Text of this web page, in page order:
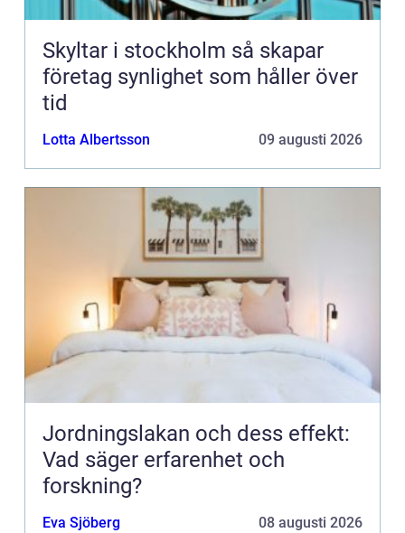
Skyltar i stockholm så skapar
företag synlighet som håller över
tid
Lotta Albertsson 09 augusti 2026
Jordningslakan och dess effekt:
Vad säger erfarenhet och
forskning?
Eva Sjöberg 08 augusti 2026